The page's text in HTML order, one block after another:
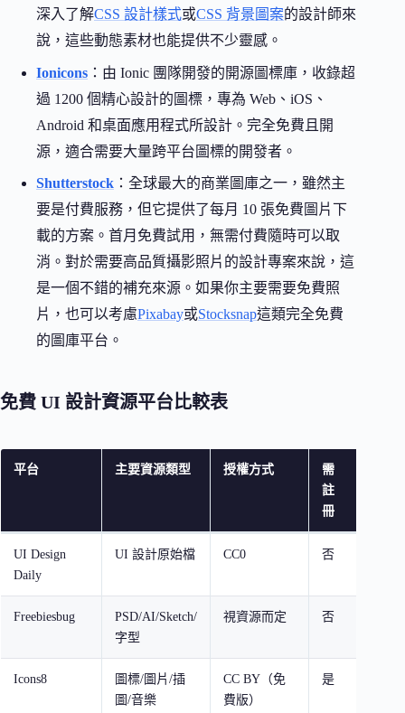
深入了解CSS 設計樣式或CSS 背景圖案的設計師來
說，這些動態素材也能提供不少靈感。
Ionicons ：由 Ionic 團隊開發的開源圖標庫，收錄超
過 1200 個精心設計的圖標，專為 Web、iOS、
Android 和桌面應用程式所設計。完全免費且開
源，適合需要大量跨平台圖標的開發者。
Shutterstock ：全球最大的商業圖庫之一，雖然主
要是付費服務，但它提供了每月 10 張免費圖片下
載的方案。首月免費試用，無需付費隨時可以取
消。對於需要高品質攝影照片的設計專案來說，這
是一個不錯的補充來源。如果你主要需要免費照
片，也可以考慮Pixabay或Stocksnap這類完全免費
的圖庫平台。
免費 UI 設計資源平台比較表
平台 主要資源類型 授權方式
需
註
冊
UI Design
Daily
UI 設計原始檔 CC0 否
Freebiesbug
PSD/AI/Sketch/
字型
視資源而定 否
Icons8
圖標/圖片/插
圖/音樂
CC BY（免
費版）
是